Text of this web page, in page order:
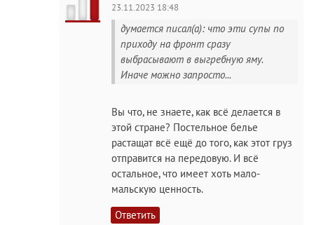
23.11.2023 18:48
думается писал(а): что эти супы по
приходу на фронт сразу
выбрасывают в выгребную яму.
Иначе можно запросто...
Вы что, не знаете, как всë делается в
этой стране? Постельное белье
растащат всë ещё до того, как этот груз
отправится на передовую. И всë
остальное, что имеет хоть мало-
мальскую ценность.
Ответить